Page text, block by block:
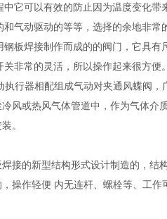
它可以有效的防止因为温度变化带
气动驱动的等等，选择的余地非常
板焊接制作而成的的阀门，它具有
非常的灵活，所以操作起来很方便。
行器相配组成气动对夹通风蝶阀，
风或热风气体管道中，作为气体介
。
接的新型结构形式设计制造的，结
操作轻便 内无连杆、螺栓等、工作